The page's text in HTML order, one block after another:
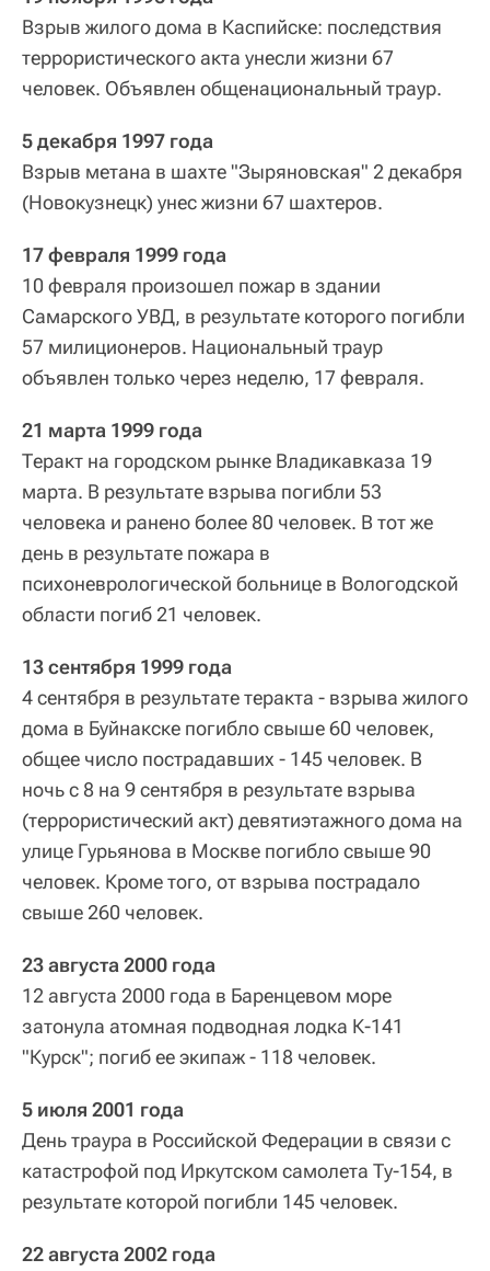
Взрыв жилого дома в Каспийске: последствия
террористического акта унесли жизни 67
человек. Объявлен общенациональный траур.
5 декабря 1997 года
Взрыв метана в шахте "Зыряновская" 2 декабря
(Новокузнецк) унес жизни 67 шахтеров.
17 февраля 1999 года
10 февраля произошел пожар в здании
Самарского УВД, в результате которого погибли
57 милиционеров. Национальный траур
объявлен только через неделю, 17 февраля.
21 марта 1999 года
Теракт на городском рынке Владикавказа 19
марта. В результате взрыва погибли 53
человека и ранено более 80 человек. В тот же
день в результате пожара в
психоневрологической больнице в Вологодской
области погиб 21 человек.
13 сентября 1999 года
4 сентября в результате теракта - взрыва жилого
дома в Буйнакске погибло свыше 60 человек,
общее число пострадавших - 145 человек. В
ночь с 8 на 9 сентября в результате взрыва
(террористический акт) девятиэтажного дома на
улице Гурьянова в Москве погибло свыше 90
человек. Кроме того, от взрыва пострадало
свыше 260 человек.
23 августа 2000 года
12 августа 2000 года в Баренцевом море
затонула атомная подводная лодка К-141
"Курск"; погиб ее экипаж - 118 человек.
5 июля 2001 года
День траура в Российской Федерации в связи с
катастрофой под Иркутском самолета Ту-154, в
результате которой погибли 145 человек.
22 августа 2002 года